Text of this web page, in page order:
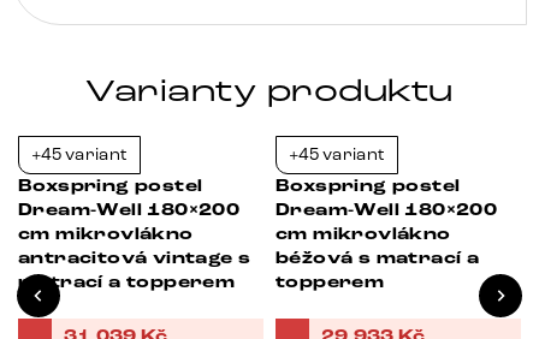
Varianty produktu
+45 variant
Boxspring postel
Dream-Well 180×200
cm mikrovlákno
antracitová vintage s
matrací a topperem
+45 variant
Boxspring postel
Dream-Well 180×200
cm mikrovlákno
béžová s matrací a
topperem